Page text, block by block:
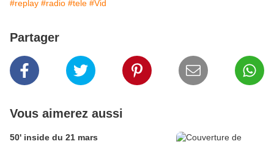
#replay #radio #tele #Vid
Partager
Vous aimerez aussi
50' inside du 21 mars